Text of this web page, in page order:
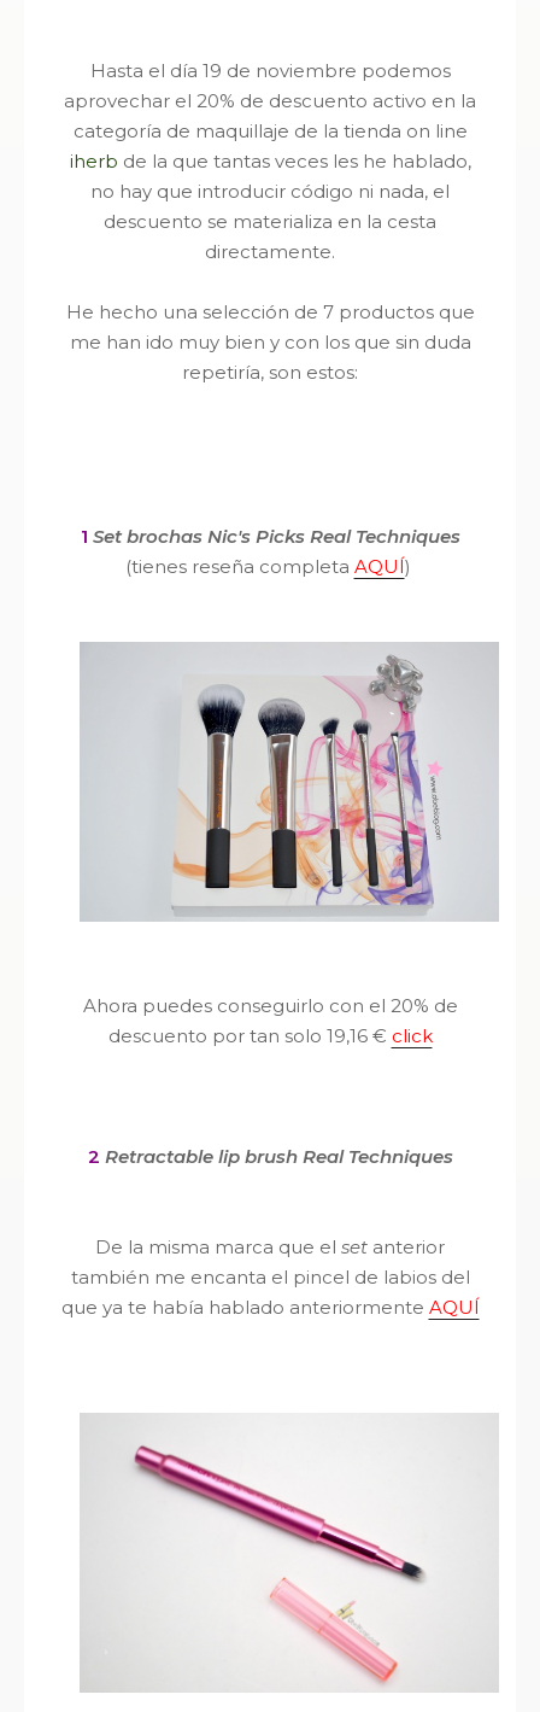
Hasta el día 19 de noviembre podemos
aprovechar el 20% de descuento activo en la
categoría de maquillaje de la tienda on line
iherb de la que tantas veces les he hablado,
no hay que introducir código ni nada, el
descuento se materializa en la cesta
directamente.
He hecho una selección de 7 productos que
me han ido muy bien y con los que sin duda
repetiría, son estos:
1 Set brochas Nic's Picks Real Techniques
(tienes reseña completa AQUÍ)
Ahora puedes conseguirlo con el 20% de
descuento por tan solo 19,16 € click
2 Retractable lip brush Real Techniques
De la misma marca que el set anterior
también me encanta el pincel de labios del
que ya te había hablado anteriormente AQUÍ